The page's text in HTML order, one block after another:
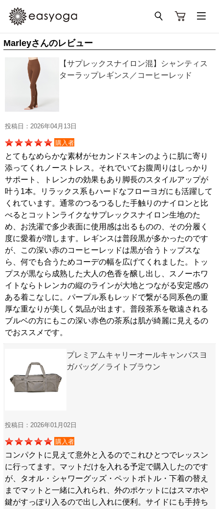
Marleyさんのレビュー
【サプレックスナイロン混】シャンティス
ターラップレギンス／コーヒーレッド
投稿日：2026年04月13日
購入者
とてもなめらかな素材がセカンドスキンのように肌に寄り
添ってくれノーストレス。それでいてお腹周りはしっかり
サポート、トレンカの効果もあり脚長のスタイルアップが
叶う1本。リラックス系もハードなフローヨガにも活躍して
くれています。通常のつるつるした手触りのナイロンと比
べるとコットンライクなサプレックスナイロン生地のた
め、お洗濯で多少表面に使用感は出るものの、その分履く
度に愛着が増します。レギンスは普段黒が多かったのです
が、この深い赤のコーヒーレッドは黒が合うトップスな
ら、何でも合うためコーデの幅を広げてくれました。トッ
プスが黒なら成熟した大人の色香を醸し出し、スノーホワ
イトならトレンカの縦のラインが大地とつながる安定感の
ある着こなしに。パープル系もレッドで繋がる同系色の重
厚な重なりが美しく気品が出ます。普段茶系を敬遠される
ブルベの方にもこの深い赤色の茶系は肌が綺麗に見えるの
でおススメです。
プレミアムキャリーオールキャンバスヨ
ガバッグ／ライトブラウン
投稿日：2026年01月02日
購入者
コンパクトに見えて意外と入るのでこれひとつでレッスン
に行ってます。マットだけを入れる予定で購入したのです
が、タオル・シャワーグッズ・ペットボトル・下着の替え
までマットと一緒に入れられ、外のポケットにはスマホや
鍵がすっぽり入るので出し入れに便利。サイドにも手持ち